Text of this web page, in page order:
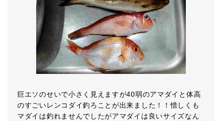
巨エソのせいで小さく見えますが40弱のアマダイと体高
のすごいレンコダイ釣ろことが出来ました！！惜しくも
マダイは釣れませんでしたがアマダイは良いサイズなん